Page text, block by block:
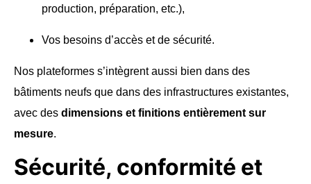
production, préparation, etc.),
Vos besoins d’accès et de sécurité.
Nos plateformes s’intègrent aussi bien dans des
bâtiments neufs que dans des infrastructures existantes,
avec des dimensions et finitions entièrement sur
mesure.
Sécurité, conformité et